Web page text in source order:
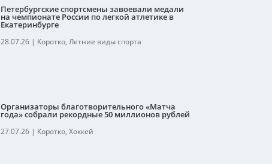
Петербургские спортсмены завоевали медали
на чемпионате России по легкой атлетике в
Екатеринбурге
28.07.26| Коротко, Летние виды спорта
Организаторы благотворительного «Матча
года» собрали рекордные 50 миллионов рублей
27.07.26| Коротко, Хоккей